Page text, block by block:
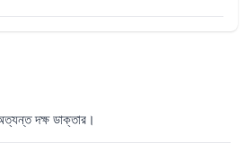
দক্ষ ডাক্তার।